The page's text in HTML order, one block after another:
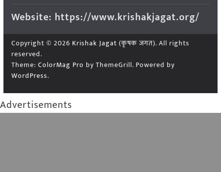
Website: https://www.krishakjagat.org/
Copyright © 2026 Krishak Jagat (कृषक जगत). All rights
reserved.
Theme: ColorMag Pro by ThemeGrill. Powered by
WordPress.
Advertisements